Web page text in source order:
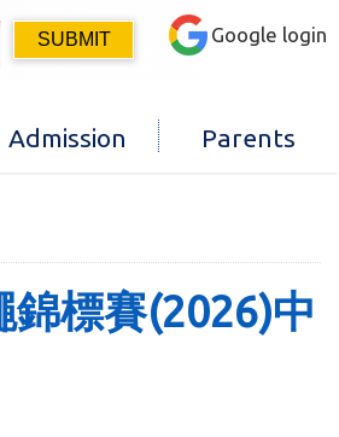
Google login
Admission Parents
錦標賽(2026)中